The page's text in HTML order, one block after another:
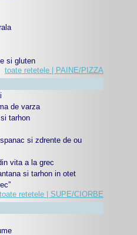
si gluten
toate retetele | PAINE/PIZZA
de varza
tarhon
si zdrente de ou
vita a la grec
si tarhon in otet
toate retetele | SUPE/CIORBE